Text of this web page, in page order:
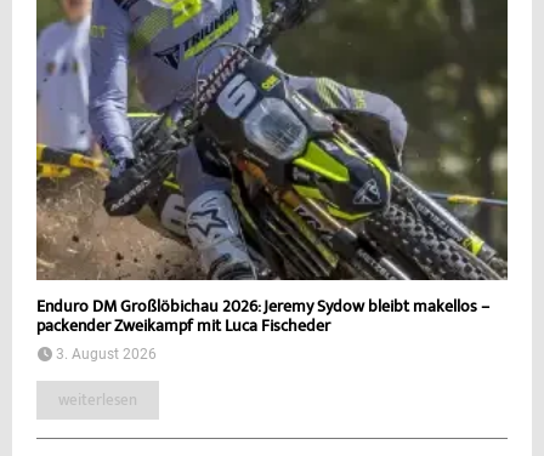
Enduro DM Großlöbichau 2026: Jeremy Sydow bleibt makellos –
packender Zweikampf mit Luca Fischeder
3. August 2026
weiterlesen